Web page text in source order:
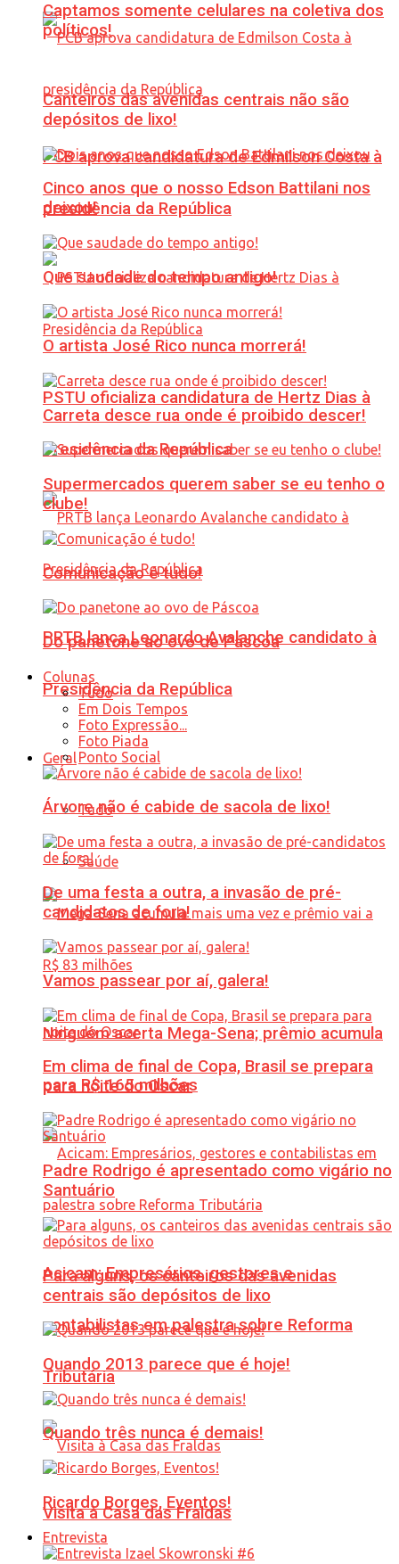
PCB aprova candidatura de Edmilson Costa à
presidência da República
PSTU oficializa candidatura de Hertz Dias à
Presidência da República
PRTB lança Leonardo Avalanche candidato à
Presidência da República
Geral
Tudo
Saúde
Ninguém acerta Mega-Sena; prêmio acumula
para R$ 165 milhões
Acicam: Empresários, gestores e
contabilistas em palestra sobre Reforma
Tributária
Visita à Casa das Fraldas
Captamos somente celulares na coletiva dos
políticos!
Canteiros das avenidas centrais não são
depósitos de lixo!
Cinco anos que o nosso Edson Battilani nos
deixou!
Que saudade do tempo antigo!
O artista José Rico nunca morrerá!
Carreta desce rua onde é proibido descer!
Supermercados querem saber se eu tenho o
clube!
Comunicação é tudo!
Do panetone ao ovo de Páscoa
Colunas
Tudo
Em Dois Tempos
Foto Expressão...
Foto Piada
Ponto Social
Árvore não é cabide de sacola de lixo!
De uma festa a outra, a invasão de pré-
candidatos de fora!
Vamos passear por aí, galera!
Em clima de final de Copa, Brasil se prepara
para noite do Oscar
Padre Rodrigo é apresentado como vigário no
Santuário
Para alguns, os canteiros das avenidas
centrais são depósitos de lixo
Quando 2013 parece que é hoje!
Quando três nunca é demais!
Ricardo Borges, Eventos!
Entrevista